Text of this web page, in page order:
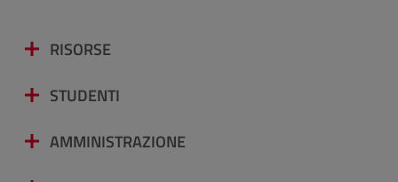
RISORSE
STUDENTI
AMMINISTRAZIONE